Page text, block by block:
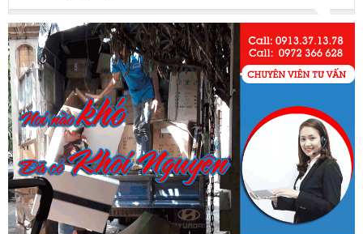
Vĩnh Lộc A - Bình Chánh
Công ty Khôi Nguyên chuyển hàng của cô bao bọc đóng
gói rất cẩn thận. Cô rất hài lòng
Cô Loan
57 Tây Thạnh, Tân Phú
Khảo sát nhanh, giá cả hợp lý. Nhân viên nhiệt tình. Chúc
công ty ngày càng phát triển. Cảm ơn Khôi Nguyên